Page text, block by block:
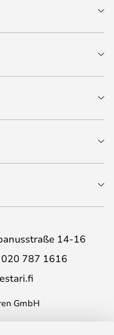
14-16
020 787 1616
GmbH